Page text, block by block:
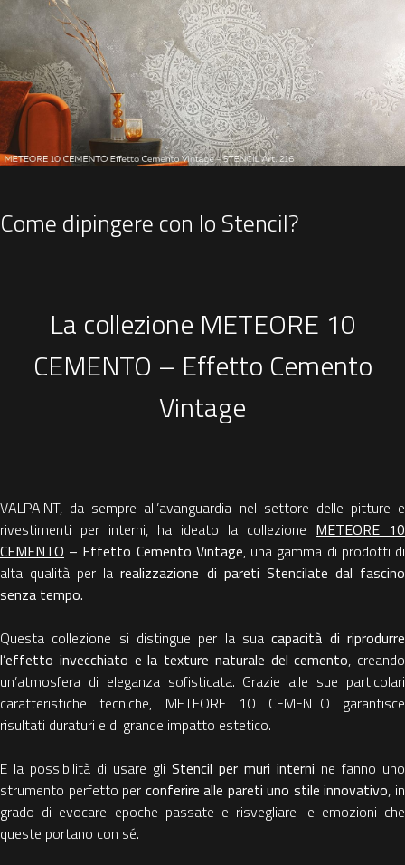
Come dipingere con lo Stencil?
La collezione METEORE 10
CEMENTO – Effetto Cemento
Vintage
VALPAINT, da sempre all’avanguardia nel settore delle pitture e
rivestimenti per interni, ha ideato la collezione METEORE 10
CEMENTO – Effetto Cemento Vintage, una gamma di prodotti di
alta qualità per larealizzazione di pareti Stencilate dal fascino
senza tempo.
Questa collezione si distingue per la suacapacità di riprodurre
l’effetto invecchiato e la texture naturale del cemento, creando
un’atmosfera di eleganza sofisticata. Grazie alle sue particolari
caratteristiche tecniche, METEORE 10 CEMENTO garantisce
risultati duraturi e di grande impatto estetico.
E la possibilità di usare gli Stencil per muri interni ne fanno uno
strumento perfetto per conferire alle pareti uno stile innovativo, in
grado di evocare epoche passate e risvegliare le emozioni che
queste portano con sé.